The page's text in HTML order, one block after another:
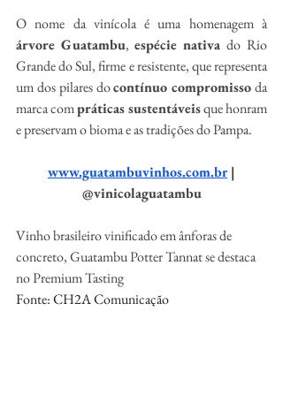
O nome da vinícola é uma homenagem à
árvore Guatambu, espécie nativa do Rio
Grande do Sul, firme e resistente, que representa
um dos pilares do contínuo compromisso da
marca com práticas sustentáveis que honram
e preservam o bioma e as tradições do Pampa.
www.guatambuvinhos.com.br |
@vinicolaguatambu
Vinho brasileiro vinificado em ânforas de
concreto, Guatambu Potter Tannat se destaca
no Premium Tasting
Fonte: CH2A Comunicação